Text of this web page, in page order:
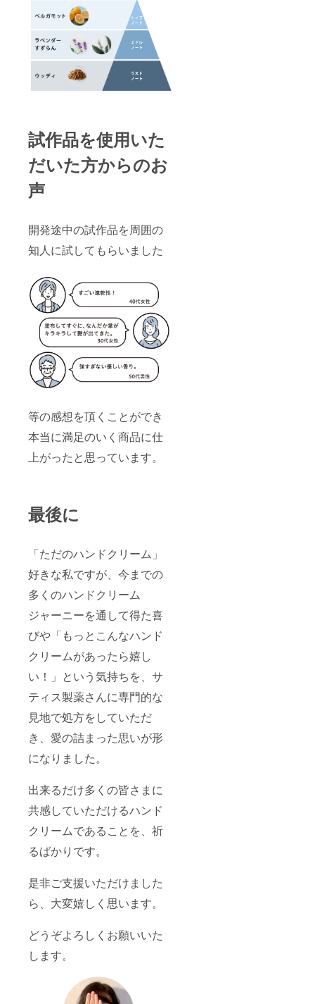
試作品を使用いた
だいた方からのお
声
開発途中の試作品を周囲の
知人に試してもらいました
等の感想を頂くことができ
本当に満足のいく商品に仕
上がったと思っています。
最後に
「ただのハンドクリーム」
好きな私ですが、今までの
多くのハンドクリーム
ジャーニーを通して得た喜
びや「もっとこんなハンド
クリームがあったら嬉し
い！」という気持ちを、サ
ティス製薬さんに専門的な
見地で処方をしていただ
き、愛の詰まった思いが形
になりました。
出来るだけ多くの皆さまに
共感していただけるハンド
クリームであることを、祈
るばかりです。
是非ご支援いただけました
ら、大変嬉しく思います。
どうぞよろしくお願いいた
します。